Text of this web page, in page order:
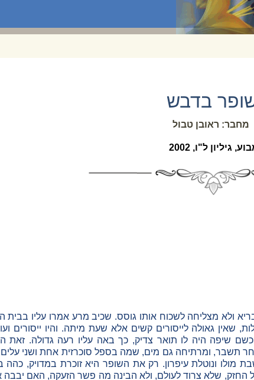
בדבש
מחבר: ראובן טבול
גיליון ל"ו, 2002
ולא מצליחה לשכוח אותו גוסס. שכיב מרע אמרו עליו בבית
שאין גאולה לייסורים קשים אלא שעת מיתה. והיו ייסורים
שיפה היה לו תואר צדיק, כך באה עליו רעה גדולה. זאת
תשבר, ומרתיחה גם מים, שמה בספל סוכרזית אחת ושני עלים
מולו ונוטלת עיפרון. רק את השופר היא זוכרת במדויק, כהה
החזק, שלא צרוד לעולם, ולא הבינה מה פשר הזעקה, האם יבבה